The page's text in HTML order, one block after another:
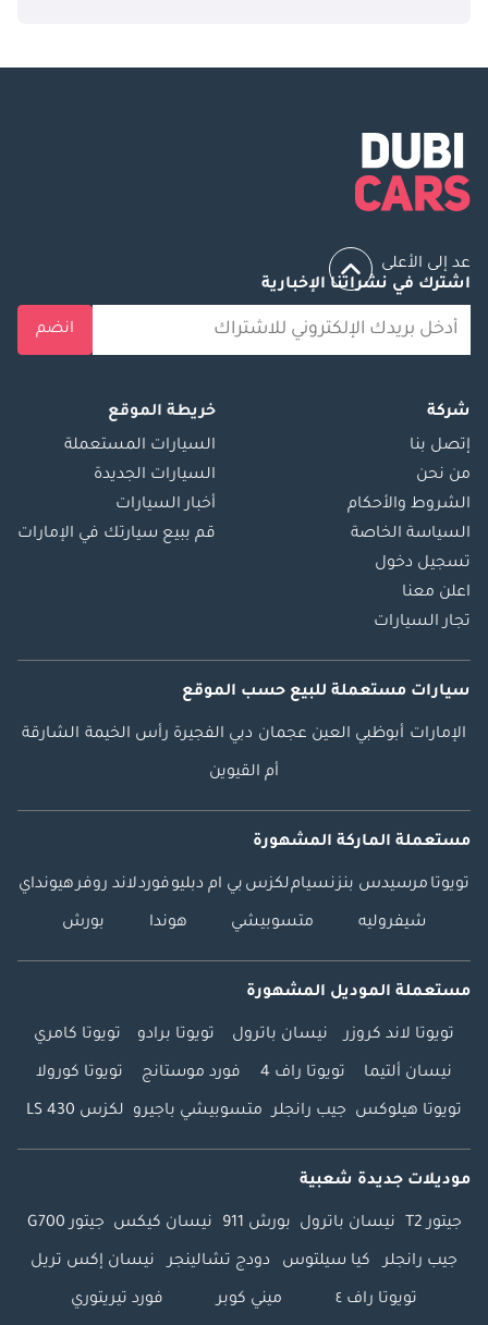
عد إلى الأعلى
اشترك في نشراتنا الإخبارية
انضم
شركة
إتصل بنا
من نحن
الشروط والأحكام
السياسة الخاصة
تسجيل دخول
اعلن معنا
تجار السيارات
خريطة الموقع
السيارات المستعملة
السيارات الجديدة
أخبار السيارات
قم ببيع سيارتك في الإمارات
سيارات مستعملة للبيع حسب الموقع
الإمارات أبوظبي العين عجمان دبي الفجيرة رأس الخيمة الشارقة
أم القيوين
مستعملة الماركة المشهورة
تويوتا مرسيدس بنزنسياملكزس بي ام دبليوفوردلاند روفرهيونداي
شيفروليه متسوبيشي هوندا بورش
مستعملة الموديل المشهورة
تويوتا لاند كروزر نيسان باترول تويوتا برادو تويوتا كامري
نيسان ألتيما تويوتا راف 4 فورد موستانج تويوتا كورولا
تويوتا هيلوكس جيب رانجلر متسوبيشي باجيرو لكزس LS 430
موديلات جديدة شعبية
جيتور T2 نيسان باترول بورش 911 نيسان كيكس جيتور G700
جيب رانجلر كيا سيلتوس دودج تشالينجر نيسان إكس تريل
تويوتا راف ٤ ميني كوبر فورد تيريتوري